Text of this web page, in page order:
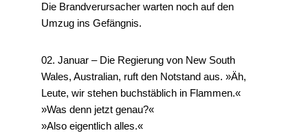
Die Brandverursacher warten noch auf den
Umzug ins Gefängnis.
02. Januar – Die Regierung von New South
Wales, Australian, ruft den Notstand aus. »Äh,
Leute, wir stehen buchstäblich in Flammen.«
»Was denn jetzt genau?«
»Also eigentlich alles.«